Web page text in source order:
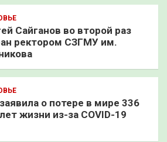
Сайганов во второй раз
ректором СЗГМУ им.
о потере в мире 336
жизни из-за COVID-19